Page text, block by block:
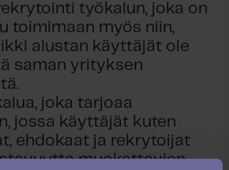
työkalun, joka on
toimimaan myös niin,
alustan käyttäjät ole
saman yrityksen
joka tarjoaa
jossa käyttäjät kuten
ehdokaat ja rekrytoijat
muokattavien